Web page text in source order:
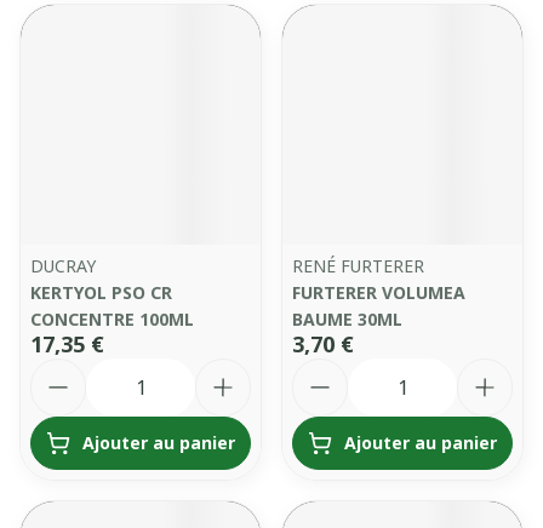
DUCRAY
KERTYOL PSO CR
CONCENTRE 100ML
17,35 €
Ajouter au panier
RENÉ FURTERER
FURTERER VOLUMEA
BAUME 30ML
3,70 €
Ajouter au panier